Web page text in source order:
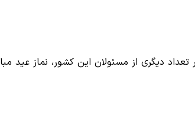
دیگری از مسئولان این کشور، نماز عید